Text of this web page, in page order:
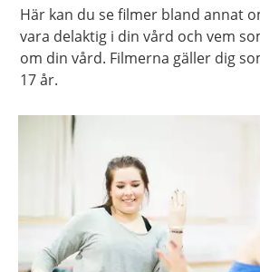
Här kan du se filmer bland annat
vara delaktig i din vård och vem
om din vård. Filmerna gäller dig
17 år.